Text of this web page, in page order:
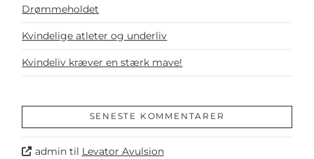
Drømmeholdet
Kvindelige atleter og underliv
Kvindeliv kræver en stærk mave!
SENESTE KOMMENTARER
admintil Levator Avulsion